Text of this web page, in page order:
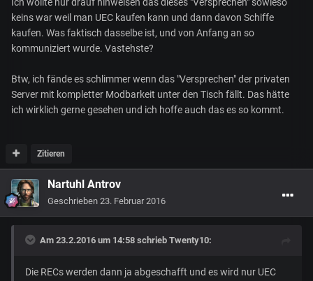
Ich wollte nur drauf hinweisen das dieses "Versprechen" sowieso
keins war weil man UEC kaufen kann und dann davon Schiffe
kaufen. Was faktisch dasselbe ist, und von Anfang an so
kommuniziert wurde. Vastehste?
Btw, ich fände es schlimmer wenn das "Versprechen" der privaten
Server mit kompletter Modbarkeit unter den Tisch fällt. Das hätte
ich wirklich gerne gesehen und ich hoffe auch das es so kommt.
Zitieren
Nartuhl Antrov
Geschrieben 23. Februar 2016
Am 23.2.2016 um 14:58 schrieb Twenty10:
Die RECs werden dann ja abgeschafft und es wird nur UEC